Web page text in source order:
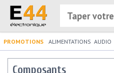
PROMOTIONS ALIMENTATIONS AUDIO
Composants